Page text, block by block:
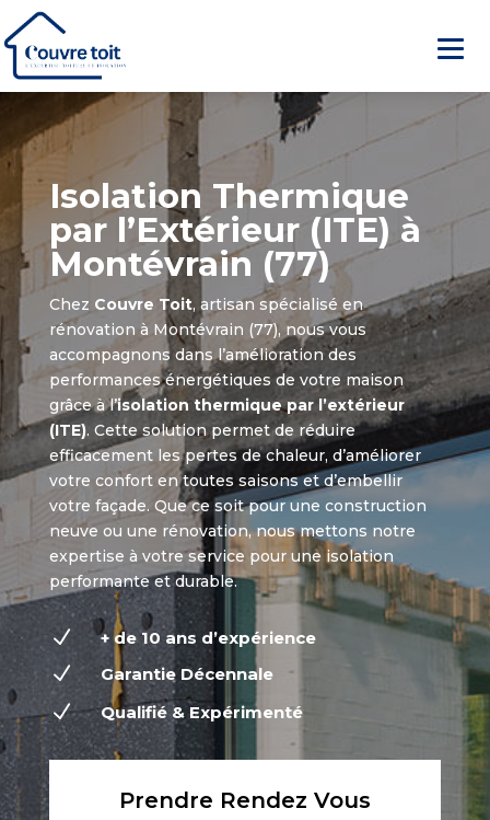
Isolation Thermique
par l’Extérieur (ITE) à
Montévrain (77)
Chez Couvre Toit, artisan spécialisé en
rénovation à Montévrain (77), nous vous
accompagnons dans l’amélioration des
performances énergétiques de votre maison
grâce à l’isolation thermique par l’extérieur
(ITE). Cette solution permet de réduire
efficacement les pertes de chaleur, d’améliorer
votre confort en toutes saisons et d’embellir
votre façade. Que ce soit pour une construction
neuve ou une rénovation, nous mettons notre
expertise à votre service pour une isolation
performante et durable.
N + de 10 ans d’expérience
N Garantie Décennale
N Qualifié & Expérimenté
Prendre Rendez Vous